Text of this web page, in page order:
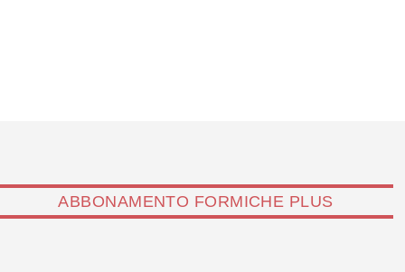
ABBONAMENTO FORMICHE PLUS